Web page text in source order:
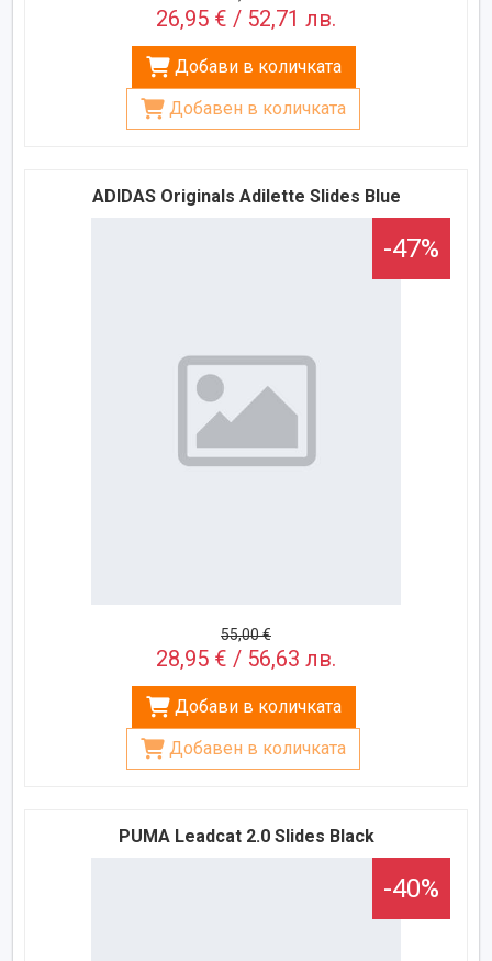
26,95 € / 52,71 лв.
Добави в количката
Добавен в количката
ADIDAS Originals Adilette Slides Blue
-47%
55,00 €
28,95 € / 56,63 лв.
Добави в количката
Добавен в количката
PUMA Leadcat 2.0 Slides Black
-40%